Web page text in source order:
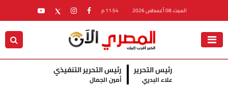
السبت، 08 أغسطس 2026
رئيس التحرير
علاء البدري
رئيس التحرير التنفيذي
أمين الجمال